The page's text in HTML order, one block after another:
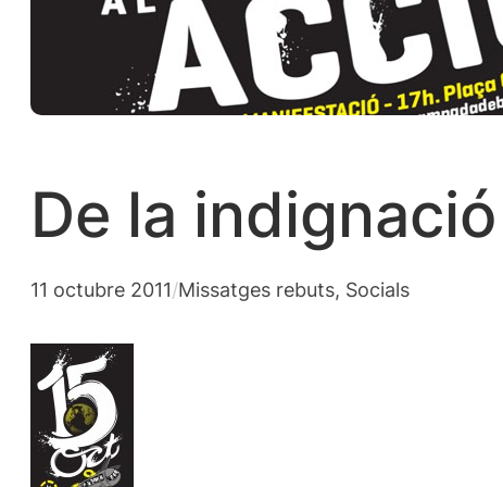
De la
11 octubre 2011/Missatges rebuts, Socials